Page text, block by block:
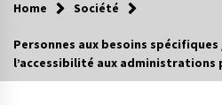
Contes de chez nous
Quand la mère
Home Société
Personnes aux besoins
l’accessibilité aux administrations